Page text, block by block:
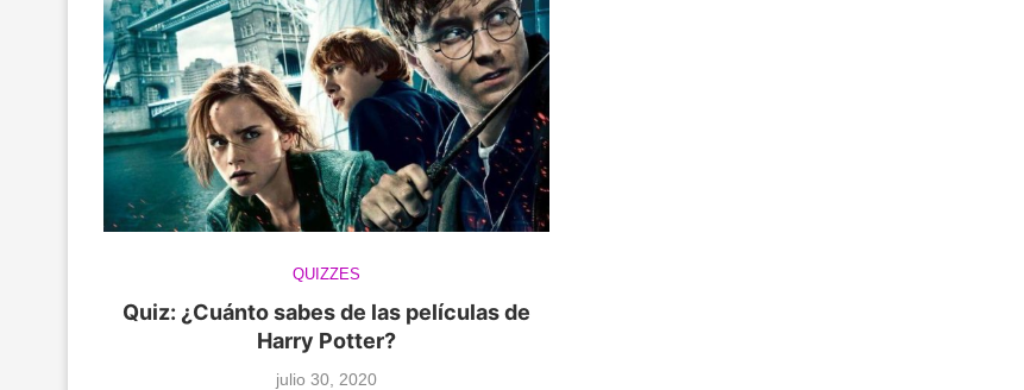
QUIZZES
Quiz: ¿Cuánto sabes de las películas de
Harry Potter?
julio 30, 2020